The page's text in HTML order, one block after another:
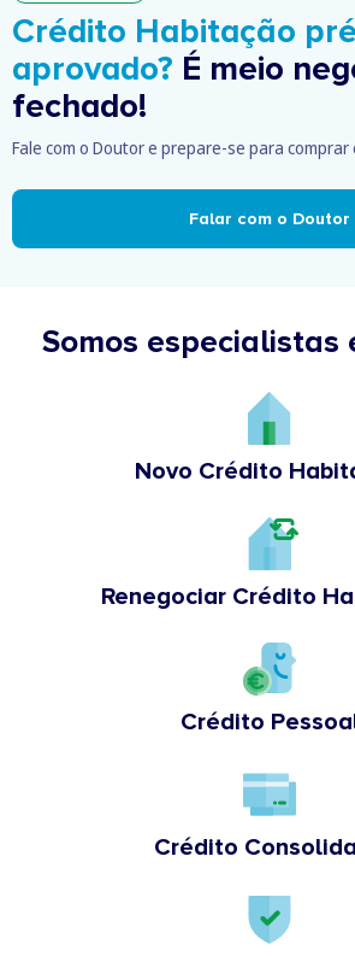
Crédito Habitação
aprovado? É meio
fechado!
Fale com o Doutor e prepare-se para comprar
Falar com o Doutor
Somos especialistas
Novo Crédito
Renegociar Crédito
Crédito
Crédito